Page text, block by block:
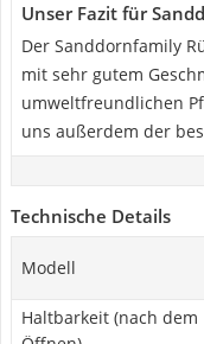
Unser Fazit für
Der Sanddornfamily
mit sehr gutem
umweltfreundlichen
uns außerdem der
Technische Details
Modell
Haltbarkeit (nach dem